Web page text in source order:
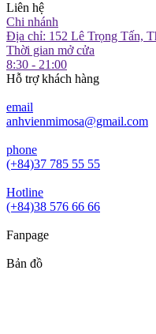
Liên hệ
Chi nhánh
Địa chỉ: 152 Lê Trọng Tấn,
Thời gian mở cửa
8:30 - 21:00
Hỗ trợ khách hàng
email
anhvienmimosa@gmail.com
phone
(+84)37 785 55 55
Hotline
(+84)38 576 66 66
Fanpage
Bản đồ